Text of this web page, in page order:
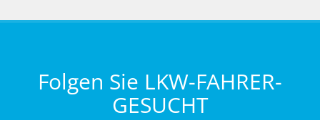
Folgen Sie LKW-FAHRER-
GESUCHT